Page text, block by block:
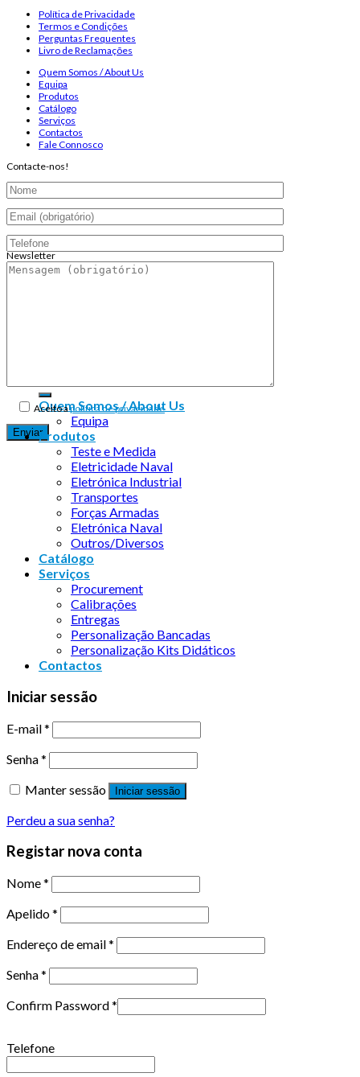
Política de Privacidade
Termos e Condições
Perguntas Frequentes
Livro de Reclamações
Quem Somos / About Us
Equipa
Produtos
Catálogo
Serviços
Contactos
Fale Connosco
Contacte-nos!
Aceito apolítica de privacidade
Newsletter
Endereço de email:
Quem Somos / About Us
Equipa
Produtos
Teste e Medida
Eletricidade Naval
Eletrónica Industrial
Transportes
Forças Armadas
Eletrónica Naval
Outros/Diversos
Catálogo
Serviços
Procurement
Calibrações
Entregas
Personalização Bancadas
Personalização Kits Didáticos
Contactos
Iniciar sessão
E-mail*
Senha*
Manter sessão
Iniciar sessão
Perdeu a sua senha?
Registar nova conta
Nome*
Apelido*
Endereço de email*
Senha*
Confirm Password*
Telefone